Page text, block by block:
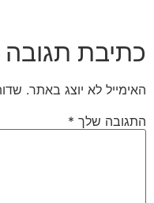
כתיבת תגובה
האימייל לא יוצג באתר.
התגובה שלך *